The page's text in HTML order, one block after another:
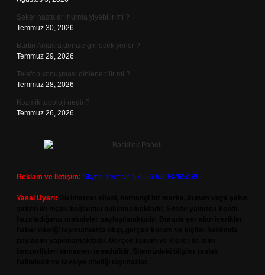
Şeker hastaları hurma yiyebilir mi ?
Temmuz 30, 2026
Bartın Amasra denize girilecek yerler ?
Temmuz 29, 2026
Telefon konuşması dinlenebilir mi ?
Temmuz 28, 2026
Kozmik topoloji nedir ?
Temmuz 26, 2026
Reklam ve İletişim: Skype: live:.cid.575569c608265c69
Yasal Uyarı: